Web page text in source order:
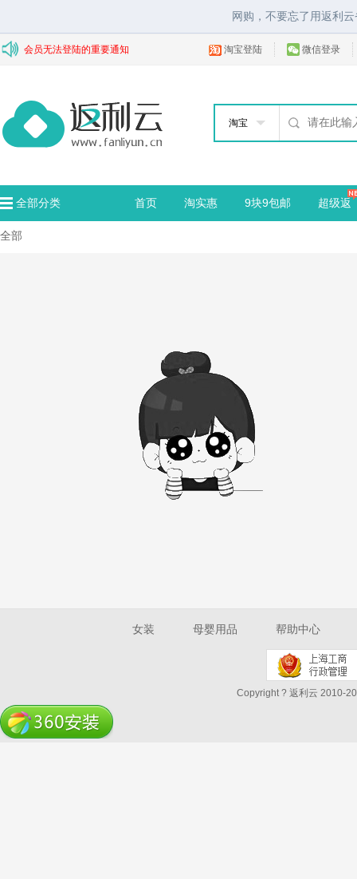
网购，不要忘了用返利
会员无法登陆的重要通知 淘宝登陆 微信登录
淘宝
全部分类 首页 淘实惠 9块9包邮 超级返
全部
女装 母婴用品 帮助中心
Copyright ? 返利云 2010-